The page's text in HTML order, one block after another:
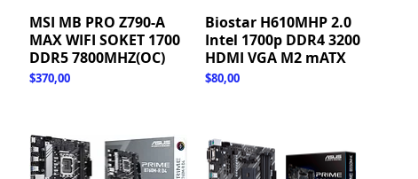
Hızlı Bakış
MSI MB PRO Z790-A
MAX WIFI SOKET 1700
DDR5 7800MHZ(OC)
Fiyat
$370,00
Hızlı Bakış
Biostar H610MHP 2.0
Intel 1700p DDR4 3200
HDMI VGA M2 mATX
Fiyat
$80,00